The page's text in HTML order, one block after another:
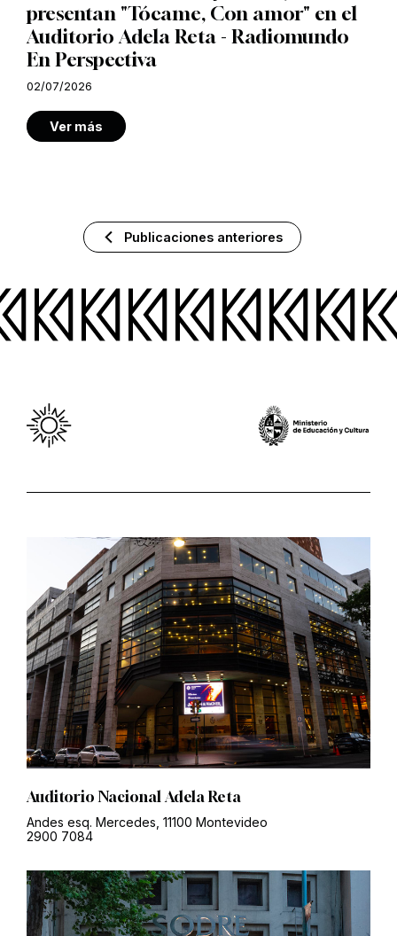
presentan "Tócame, Con amor" en el
Auditorio Adela Reta - Radiomundo
En Perspectiva
02/07/2026
Ver más
Publicaciones anteriores
Auditorio Nacional Adela Reta
Andes esq. Mercedes, 11100 Montevideo
2900 7084